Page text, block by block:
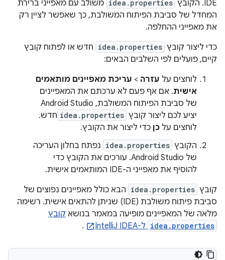
IDE. הקובץ
idea.properties משולב עם מאפייני ברירת
המחדל של סביבת הפיתוח המשולבת, כך שאפשר לציין רק
את מאפייני ההחלפה.
כדי ליצור קובץ idea.properties חדש או לפתוח קובץ
קיים, פועלים לפי השלבים הבאים:
לוחצים על עזרה > עריכת מאפיינים מותאמים
אישית. אם אף פעם לא ערכתם את המאפיינים
של סביבת הפיתוח המשולבת, Android Studio
יציע לכם ליצור קובץ idea.properties חדש.
לוחצים על כן כדי ליצור את הקובץ.
הקובץ idea.properties נפתח בחלון העריכה
של Android Studio. עורכים את הקובץ כדי
להוסיף את מאפייני ה-IDE המותאמים אישית.
קובץ idea.properties הבא כולל מאפיינים נפוצים של
סביבת פיתוח משולבת (IDE) שניתן להתאים אישית. רשימה
מלאה של המאפיינים מופיעה במאמר בנושא קובץ
idea.properties ל-IntelliJ IDEA .